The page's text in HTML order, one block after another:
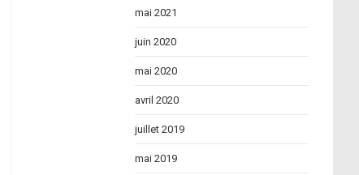
mai 2021
juin 2020
mai 2020
avril 2020
juillet 2019
mai 2019